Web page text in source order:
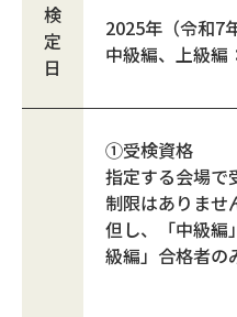
検
定
日
2025年（令和
中級編、上級編
①受検資格
指定する会場で
制限はありませ
但し、「中級編
級編」合格者の